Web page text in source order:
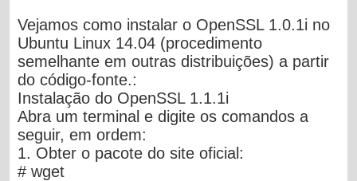
Vejamos como instalar o OpenSSL 1.0.1i no
Ubuntu Linux 14.04 (procedimento
semelhante em outras distribuições) a partir
do código-fonte.:
Instalação do OpenSSL 1.1.1i
Abra um terminal e digite os comandos a
seguir, em ordem:
1. Obter o pacote do site oficial:
# wget